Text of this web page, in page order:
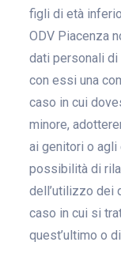
figli di età
ODV Piacenza
dati personali
con essi una
caso in cui
minore,
ai genitori o
possibilità di
dell’utilizzo dei
caso in cui si
quest’ultimo o